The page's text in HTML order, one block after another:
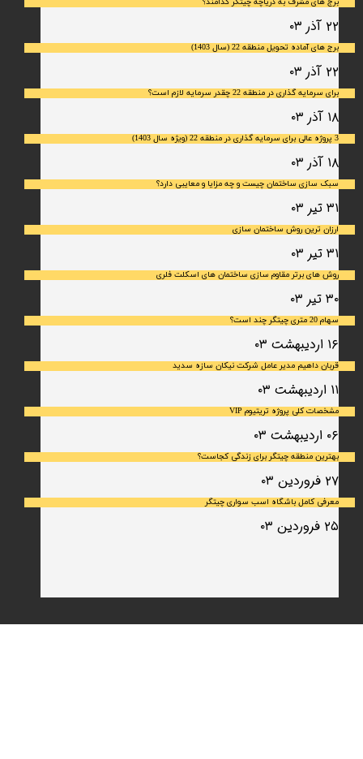
۲۲ آذر ۰۳
برج های آماده تحویل منطقه 22 (سال 1403)
۲۲ آذر ۰۳
برای سرمایه‌ گذاری در منطقه 22 چقدر سرمایه لازم است؟
۱۸ آذر ۰۳
3 پروژه عالی برای سرمایه گذاری در منطقه 22 (ویژه سال 1403)
۱۸ آذر ۰۳
سبک سازی ساختمان چیست و چه مزایا و معایبی دارد؟
۳۱ تیر ۰۳
ارزان ترین روش ساختمان سازی
۳۱ تیر ۰۳
روش های برتر مقاوم سازی ساختمان های اسکلت فلری
۳۰ تیر ۰۳
سهام 20 متری چیتگر چند است؟
۱۶ اردیبهشت ۰۳
قربان داهیم مدیر عامل شرکت نیکان سازه سدید
۱۱ اردیبهشت ۰۳
مشخصات کلی پروژه تریتیوم VIP
۰۶ اردیبهشت ۰۳
بهترین منطقه چیتگر برای زندگی کجاست؟
۲۷ فروردین ۰۳
معرفی کامل باشگاه اسب سواری چیتگر
۲۵ فروردین ۰۳